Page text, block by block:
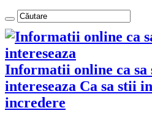
Informatii online ca sa
intereseaza Ca sa stii
incredere